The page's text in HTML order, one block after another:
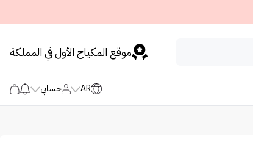
موقع المكياج الأول في المملكة
AR حسابي